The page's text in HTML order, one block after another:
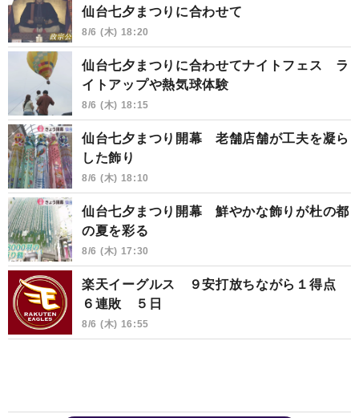
仙台七夕まつりに合わせて
8/6 (木) 18:20
仙台七夕まつりに合わせてナイトフェス ラ
イトアップや熱気球体験
8/6 (木) 18:15
仙台七夕まつり開幕 老舗店舗が工夫を凝ら
した飾り
8/6 (木) 18:10
仙台七夕まつり開幕 鮮やかな飾りが杜の都
の夏を彩る
8/6 (木) 17:30
楽天イーグルス ９安打放ちながら１得点
６連敗 ５日
8/6 (木) 16:55